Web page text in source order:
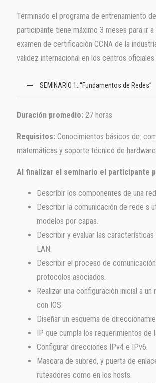
Terminado el programa de entrenamiento
participante tiene máximo 3 meses para ir a
examen de certificación CCNA de la
validez internacional en los centros oficiales
SEMINARIO 1: “Fundamentos de Redes”
Duración promedio: 27 horas
Requisitos: Conocimientos básicos de:
matemáticas y soporte técnico de
Al finalizar el seminario el participante
Describir los componentes de una
Describir la comunicación de rede s
modelos por capas.
Describir y evaluar las
LAN.
Describir el proceso de
protocolos asociados.
Realizar una configuración inicial a
con IOS.
Diseñar un esquema de
IP que cumpla los requerimientos de
Configurar direcciones IPv4 e IPv6.
Mascara de subred, y puerta de
ruteadores como en los hosts.